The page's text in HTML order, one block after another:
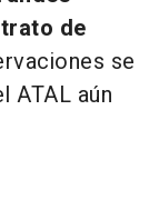
de
se
ATAL aún